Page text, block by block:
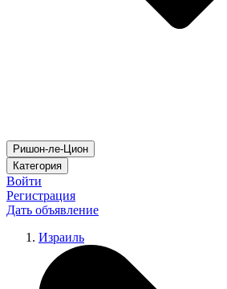
Ришон-ле-Цион
Категория
Войти
Регистрация
Дать объявление
Израиль